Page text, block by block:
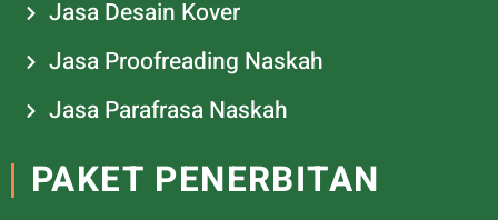
Jasa Desain Kover
Jasa Proofreading Naskah
Jasa Parafrasa Naskah
PAKET PENERBITAN